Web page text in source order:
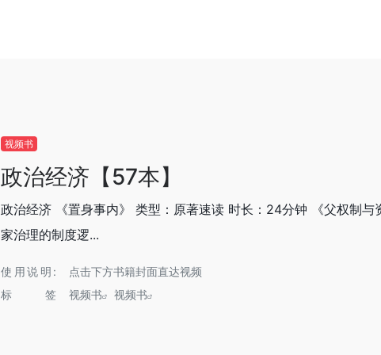
视频书
政治经济【57本】
政治经济 《置身事内》 类型：原著速读 时长：24分钟 《父权制
家治理的制度逻...
使用说明:
点击下方书籍封面直达视频
标签
视频书 视频书